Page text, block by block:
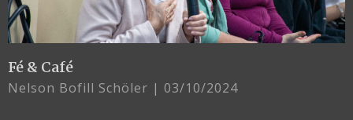
Fé & Café
Nelson Bofill Schöler 03/10/2024